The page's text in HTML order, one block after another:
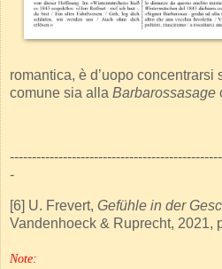
romantica, è d’uopo concentrarsi
comune sia alla Barbarossasage
-
[6] U. Frevert, Gefühle in der
Vandenhoeck & Ruprecht, 2021,
Note: